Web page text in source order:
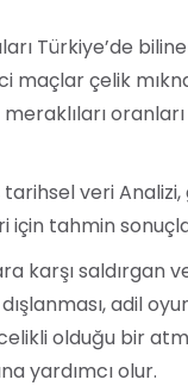
Türkiye’de
maçlar çelik
veri Analizi,
için tahmin
karşı saldırgan
dışlanması, adil
olduğu bir
yardımcı olur.